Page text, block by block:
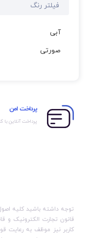
فیلتر رنگ
آبی
صورتی
پرداخت امن
پرداخت آنلاین
توجه داشته باشید کلیه
قانون تجارت الکترونیک و
کاربر نیز موظف به رعایت